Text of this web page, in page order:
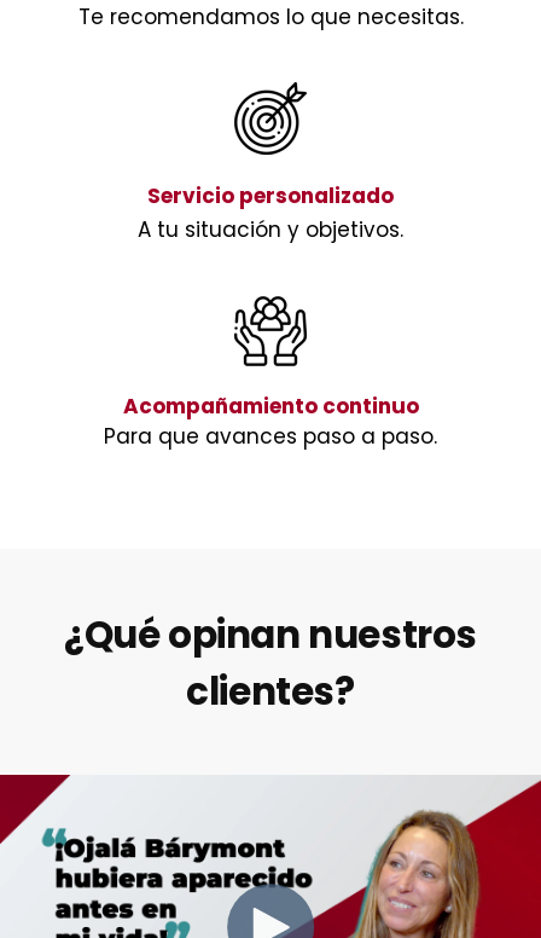
Te recomendamos lo que necesitas.
Servicio personalizado
A tu situación y objetivos.
Acompañamiento continuo
Para que avances paso a paso.
¿Qué opinan nuestros
clientes?